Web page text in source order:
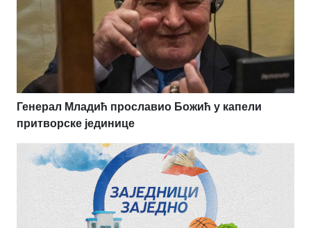
Генерал Младић прославио Божић у капели
притворске јединице